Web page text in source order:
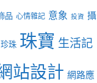
品 心情雜記 意象 投資 攝
珍珠 珠寶 生活記
站設計 網路應